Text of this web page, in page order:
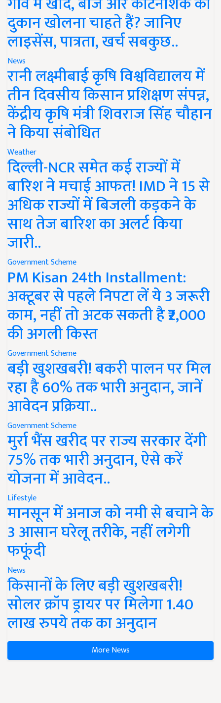
दुकान खोलना चाहते हैं? जानिए
लाइसेंस, पात्रता, खर्च सबकुछ..
News
रानी लक्ष्मीबाई कृषि विश्वविद्यालय में
तीन दिवसीय किसान प्रशिक्षण संपन्न,
केंद्रीय कृषि मंत्री शिवराज सिंह चौहान
ने किया संबोधित
Weather
दिल्ली-NCR समेत कई राज्यों में
बारिश ने मचाई आफत! IMD ने 15 से
अधिक राज्यों में बिजली कड़कने के
साथ तेज बारिश का अलर्ट किया
जारी..
Government Scheme
PM Kisan 24th Installment:
अक्टूबर से पहले निपटा लें ये 3 जरूरी
काम, नहीं तो अटक सकती है ₹2,000
की अगली किस्त
Government Scheme
बड़ी खुशखबरी! बकरी पालन पर मिल
रहा है 60% तक भारी अनुदान, जानें
आवेदन प्रक्रिया..
Government Scheme
मुर्रा भैंस खरीद पर राज्य सरकार देंगी
75% तक भारी अनुदान, ऐसे करें
योजना में आवेदन..
Lifestyle
मानसून में अनाज को नमी से बचाने के
3 आसान घरेलू तरीके, नहीं लगेगी
फफूंदी
News
किसानों के लिए बड़ी खुशखबरी!
सोलर क्रॉप ड्रायर पर मिलेगा 1.40
लाख रुपये तक का अनुदान
More News